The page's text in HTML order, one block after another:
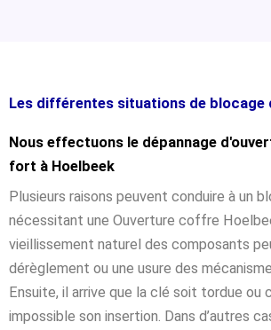
Les différentes situations de
Nous effectuons le dépannage
fort à Hoelbeek
Plusieurs raisons peuvent conduire à un
nécessitant une Ouverture coffre
vieillissement naturel des composants
dérèglement ou une usure des
Ensuite, il arrive que la clé soit tordue ou
impossible son insertion. Dans d’autres